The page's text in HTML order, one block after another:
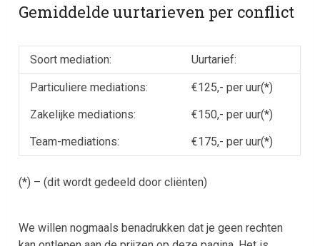
Gemiddelde uurtarieven per conflict
Soort mediation: Uurtarief:
Particuliere mediations:
€125,- per uur(*)
Zakelijke mediations:
€150,- per uur(*)
Team-mediations:
€175,- per uur(*)
(*) – (dit wordt gedeeld door cliënten)
We willen nogmaals benadrukken dat je geen rechten